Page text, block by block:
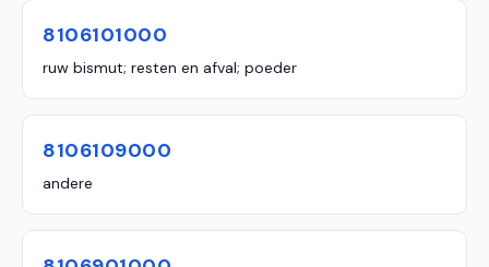
8106101000
ruw bismut; resten en afval; poeder
8106109000
andere